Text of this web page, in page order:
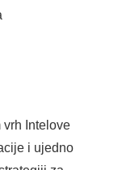
vrh Intelove
i ujedno